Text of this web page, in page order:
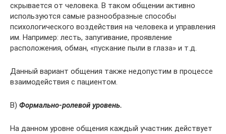
скрывается от человека. В таком общении активно
используются самые разнообразные способы
психологического воздействия на человека и управления
им. Например: лесть, запугивание, проявление
расположения, обман, «пускание пыли в глаза» и т.д.
Данный вариант общения также недопустим в процессе
взаимодействия с пациентом.
В) Формально-ролевой уровень.
На данном уровне общения каждый участник действует